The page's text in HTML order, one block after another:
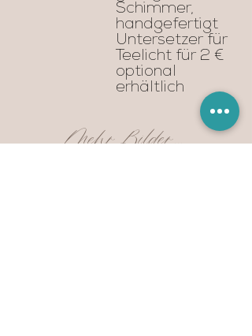
Schimmer,
handgefertigt
Untersetzer für
Teelicht für 2 €
optional
erhältlich
Mehr Bilder...